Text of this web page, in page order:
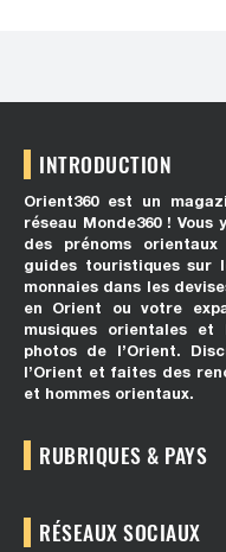
INTRODUCTION
Orient360 est un
réseau Monde360 !
des prénoms
guides touristiques sur
monnaies dans les
en Orient ou votre
musiques orientales et
photos de l’Orient.
l’Orient et faites des
et hommes orientaux.
RUBRIQUES & PAYS
RÉSEAUX SOCIAUX